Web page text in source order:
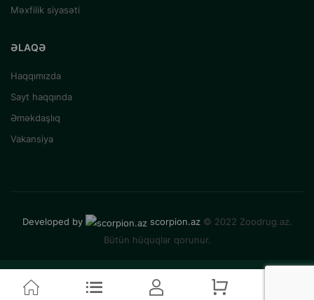
Məxfilik siyasəti
ƏLAQƏ
Haqqımızda
Sayt haqqında
Əməkdaşlıq
Vakansiya
Developed by scorpion.az © 2022 Zoodrug.az.
Bütün hüquqlar qorunur.